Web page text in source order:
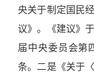
央关于制定国民
议》。《建议》于
届中央委员会第
条。 二是《关于 〈